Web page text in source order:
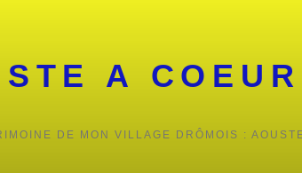
A COEUR
DE MON VILLAGE DRÔMOIS :